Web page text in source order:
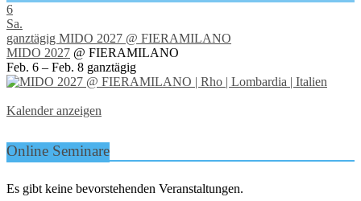
6
Sa.
ganztägig MIDO 2027 @ FIERAMILANO
MIDO 2027 @ FIERAMILANO
Feb. 6 – Feb. 8 ganztägig
Kalender anzeigen
Online Seminare
Es gibt keine bevorstehenden Veranstaltungen.